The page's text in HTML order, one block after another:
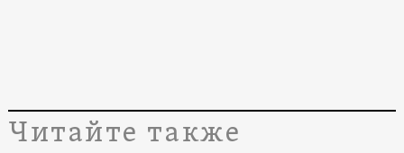
Читайте также